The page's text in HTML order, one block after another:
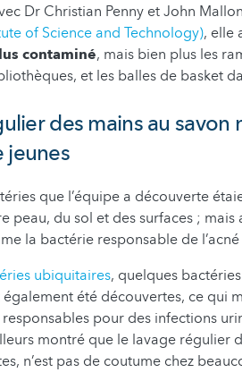
Dr Christian Penny et John
of Science and Technology), elle
contaminé, mais bien plus les
et les balles de basket
des mains au savon
jeunes
que l’équipe a découverte
peau, du sol et des surfaces ;
la bactérie responsable de
ubiquitaires, quelques
été découvertes, ce qui
pour des infections
montré que le lavage régulier
n’est pas de coutume chez